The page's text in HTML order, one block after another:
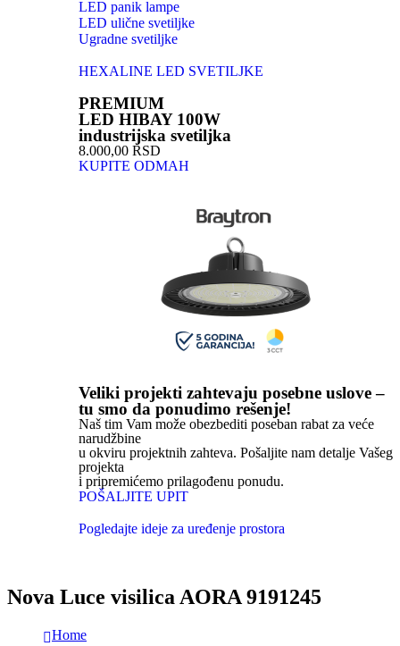
LED panik lampe
LED ulične svetiljke
Ugradne svetiljke
HEXALINE LED SVETILJKE
PREMIUM
LED HIBAY 100W
industrijska svetiljka
8.000,00 RSD
KUPITE ODMAH
Veliki projekti zahtevaju posebne uslove –
tu smo da ponudimo rešenje!
Naš tim Vam može obezbediti poseban rabat za veće
narudžbine
u okviru projektnih zahteva. Pošaljite nam detalje Vašeg
projekta
i pripremićemo prilagođenu ponudu.
POŠALJITE UPIT
Pogledajte ideje za uređenje prostora
Nova Luce visilica AORA 9191245
Home